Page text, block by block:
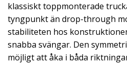
klassiskt toppmonterade
tyngpunkt än drop-through
stabiliteten hos
snabba svängar. Den
möjligt att åka i båda